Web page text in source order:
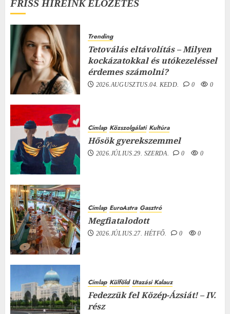
FRISS HÍREINK ELŐZETES
Trending
Tetoválás eltávolítás – Milyen
kockázatokkal és utókezeléssel
érdemes számolni?
2026.AUGUSZTUS.04. KEDD. 0 0
Címlap Közszolgálati Kultúra
Hősök gyerekszemmel
2026.JÚLIUS.29. SZERDA. 0 0
Címlap EuroAstra Gasztró
Megfiatalodott
2026.JÚLIUS.27. HÉTFŐ. 0 0
Címlap Külföld Utazási Kalauz
Fedezzük fel Közép-Ázsiát! – IV.
rész